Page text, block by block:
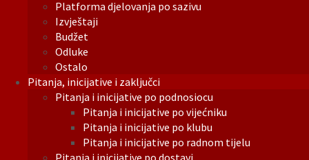
Platforma djelovanja po sazivu
Izvještaji
Budžet
Odluke
Ostalo
Pitanja, inicijative i zaključci
Pitanja i inicijative po podnosiocu
Pitanja i inicijative po vijećniku
Pitanja i inicijative po klubu
Pitanja i inicijative po radnom tijelu